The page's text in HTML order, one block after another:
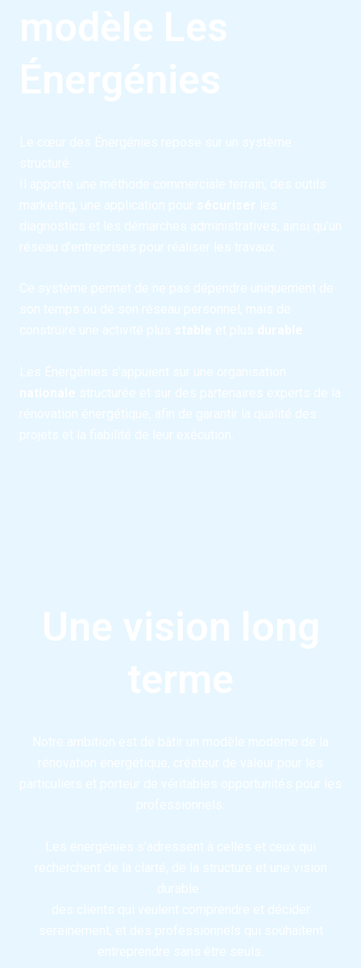
modèle Les
Énergénies
Le cœur des Énergénies repose sur un système
structuré.
Il apporte une méthode commerciale terrain, des outils
marketing, une application pour sécuriser les
diagnostics et les démarches administratives, ainsi qu’un
réseau d’entreprises pour réaliser les travaux.
Ce système permet de ne pas dépendre uniquement de
son temps ou de son réseau personnel, mais de
construire une activité plus stable et plus durable
Les Énergénies s’appuient sur une organisation
nationale structurée et sur des partenaires experts de la
rénovation énergétique, afin de garantir la qualité des
projets et la fiabilité de leur exécution.
Une vision long
terme
Notre ambition est de bâtir un modèle moderne de la
rénovation énergétique, créateur de valeur pour les
particuliers et porteur de véritables opportunités pour les
professionnels.
Les énergénies s’adressent à celles et ceux qui
recherchent de la clarté, de la structure et une vision
durable :
des clients qui veulent comprendre et décider
sereinement, et des professionnels qui souhaitent
entreprendre sans être seuls.